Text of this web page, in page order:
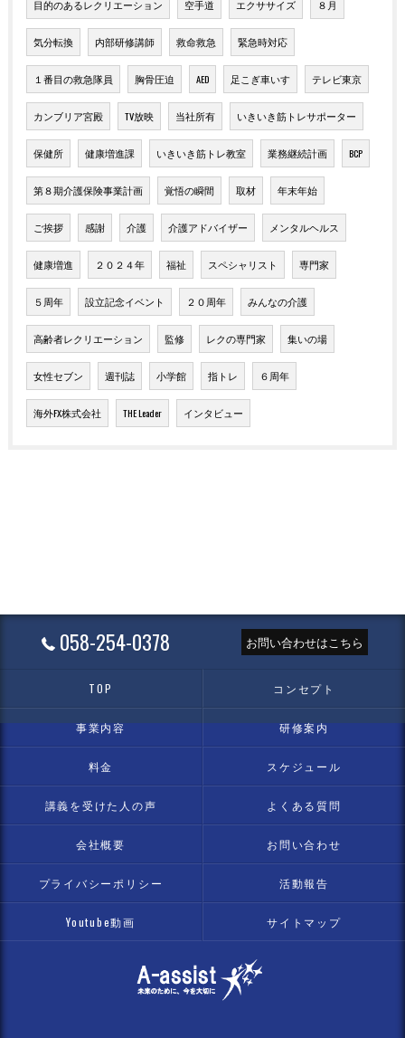
目的のあるレクリエーション 空手道 エクササイズ ８月
気分転換 内部研修講師 救命救急 緊急時対応
１番目の救急隊員 胸骨圧迫 AED 足こぎ車いす テレビ東京
カンブリア宮殿 TV放映 当社所有 いきいき筋トレサポーター
保健所 健康増進課 いきいき筋トレ教室 業務継続計画 BCP
第８期介護保険事業計画 覚悟の瞬間 取材 年末年始
ご挨拶 感謝 介護 介護アドバイザー メンタルヘルス
健康増進 ２０２４年 福祉 スペシャリスト 専門家
５周年 設立記念イベント ２０周年 みんなの介護
高齢者レクリエーション 監修 レクの専門家 集いの場
女性セブン 週刊誌 小学館 指トレ ６周年
海外FX株式会社 THE Leader インタビュー
058-254-0378 お問い合わせはこちら
TOP コンセプト
事業内容 研修案内
料金 スケジュール
講義を受けた人の声 よくある質問
会社概要 お問い合わせ
プライバシーポリシー 活動報告
Youtube動画 サイトマップ